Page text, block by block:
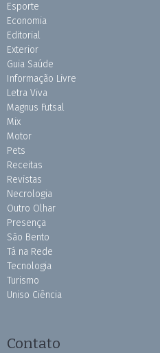
Esporte
Economia
Editorial
Exterior
Guia Saúde
Informação Livre
Letra Viva
Magnus Futsal
Mix
Motor
Pets
Receitas
Revistas
Necrologia
Outro Olhar
Presença
São Bento
Tá na Rede
Tecnologia
Turismo
Uniso Ciência
Contato